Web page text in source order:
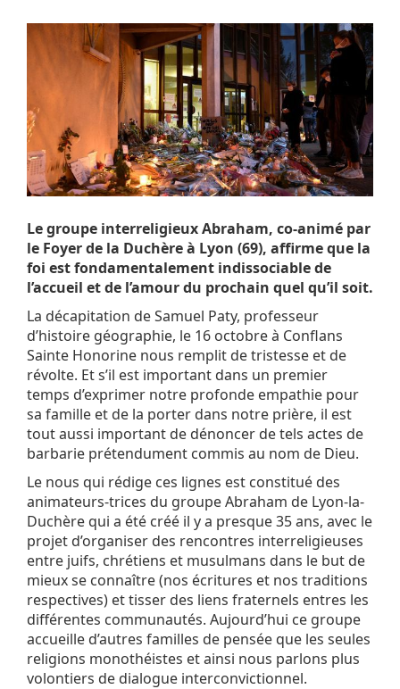
Le groupe interreligieux Abraham, co-animé par
le Foyer de la Duchère à Lyon (69), affirme que la
foi est fondamentalement indissociable de
l’accueil et de l’amour du prochain quel qu’il soit.
La décapitation de Samuel Paty, professeur
d’histoire géographie, le 16 octobre à Conflans
Sainte Honorine nous remplit de tristesse et de
révolte. Et s’il est important dans un premier
temps d’exprimer notre profonde empathie pour
sa famille et de la porter dans notre prière, il est
tout aussi important de dénoncer de tels actes de
barbarie prétendument commis au nom de Dieu.
Le nous qui rédige ces lignes est constitué des
animateurs-trices du groupe Abraham de Lyon-la-
Duchère qui a été créé il y a presque 35 ans, avec le
projet d’organiser des rencontres interreligieuses
entre juifs, chrétiens et musulmans dans le but de
mieux se connaître (nos écritures et nos traditions
respectives) et tisser des liens fraternels entres les
différentes communautés. Aujourd’hui ce groupe
accueille d’autres familles de pensée que les seules
religions monothéistes et ainsi nous parlons plus
volontiers de dialogue interconvictionnel.